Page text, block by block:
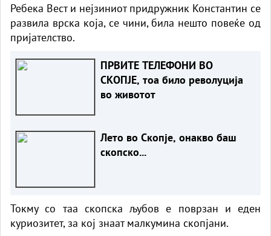
Ребека Вест и нејзиниот придружник Константин се
развила врска која, се чини, била нешто повеќе од
пријателство.
ПРВИТЕ ТЕЛЕФОНИ ВО
СКОПЈЕ, тоа било револуција
во животот
Лето во Скопје, онакво баш
скопско...
Токму со таа скопска љубов е поврзан и еден
куриозитет, за кој знаат малкумина скопјани.